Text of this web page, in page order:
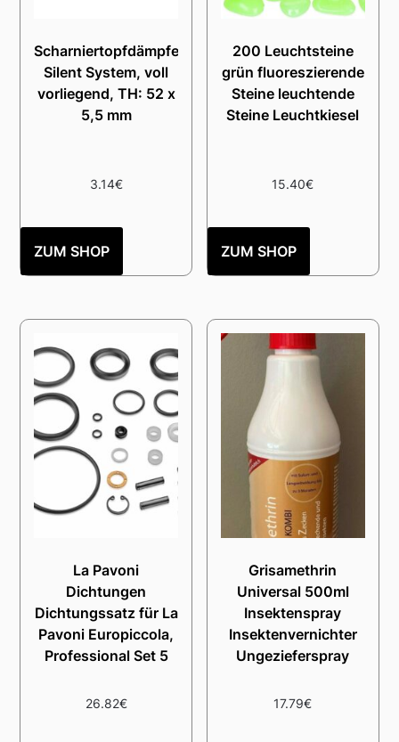
Scharniertopfdämpfer
Silent System, voll
vorliegend, TH: 52 x
5,5 mm
3.14€
ZUM SHOP
200 Leuchtsteine
grün fluoreszierende
Steine leuchtende
Steine Leuchtkiesel
15.40€
ZUM SHOP
La Pavoni
Dichtungen
Dichtungssatz für La
Pavoni Europiccola,
Professional Set 5
26.82€
Grisamethrin
Universal 500ml
Insektenspray
Insektenvernichter
Ungezieferspray
17.79€